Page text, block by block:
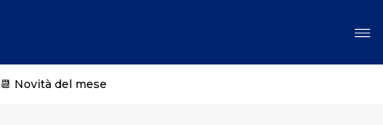
📆 Novità del mese